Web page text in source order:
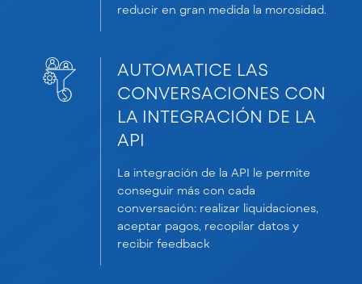
reducir en gran medida la morosidad.
AUTOMATICE LAS
CONVERSACIONES CON
LA INTEGRACIÓN DE LA
API
La integración de la API le permite
conseguir más con cada
conversación: realizar liquidaciones,
aceptar pagos, recopilar datos y
recibir feedback